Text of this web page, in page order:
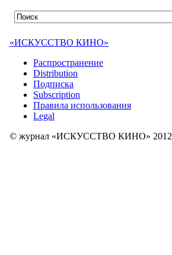
«ИСКУССТВО КИНО»
Распространение
Distribution
Подписка
Subscription
Правила использования
Legal
© журнал «ИСКУССТВО КИНО» 2012